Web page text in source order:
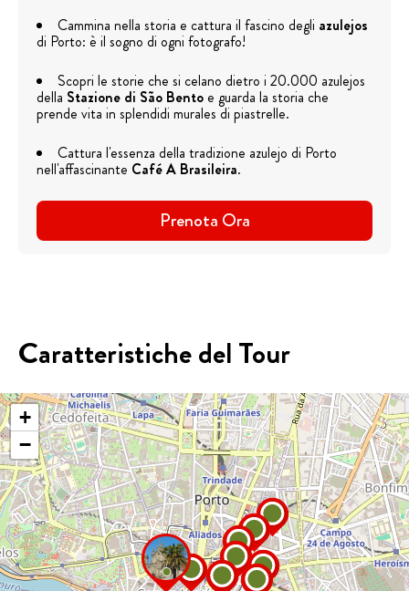
Cammina nella storia e cattura il fascino degli azulejos
di Porto: è il sogno di ogni fotografo!
Scopri le storie che si celano dietro i 20.000 azulejos
della Stazione di São Bentoe guarda la storia che
prende vita in splendidi murales di piastrelle.
Cattura l'essenza della tradizione azulejo di Porto
nell'affascinante Café A Brasileira.
Prenota Ora
Caratteristiche del Tour
+
−